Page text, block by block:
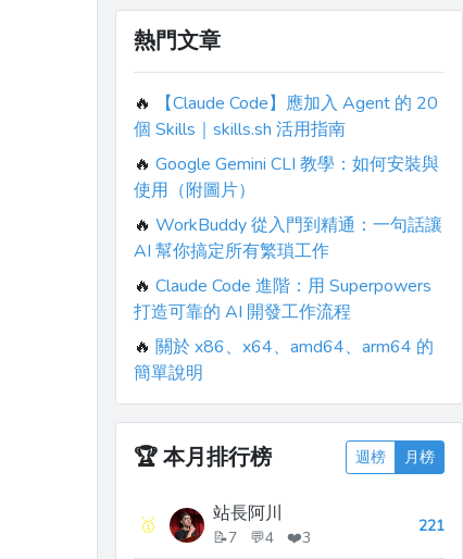
熱門文章
🔥
【Claude Code】應加入 Agent 的 20
個 Skills｜skills.sh 活用指南
🔥 Google Gemini CLI 教學：如何安裝與
使用（附圖片）
🔥 WorkBuddy 從入門到精通：一句話讓
AI 幫你搞定所有繁瑣工作
🔥 Claude Code 進階：用 Superpowers
打造可靠的 AI 開發工作流程
🔥 關於 x86、x64、amd64、arm64 的
簡單說明
🏆本月排行榜 週榜 月榜
🥇 站長阿川
📝7 💬4 ❤️3
221